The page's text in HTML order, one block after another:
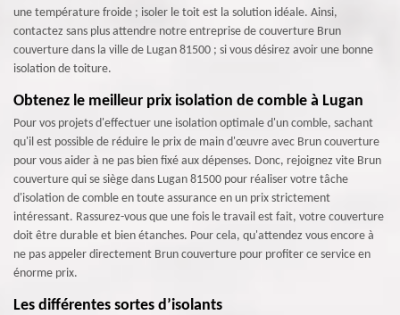
une température froide ; isoler le toit est la solution idéale. Ainsi,
contactez sans plus attendre notre entreprise de couverture Brun
couverture dans la ville de Lugan 81500 ; si vous désirez avoir une bonne
isolation de toiture.
Obtenez le meilleur prix isolation de comble à Lugan
Pour vos projets d'effectuer une isolation optimale d'un comble, sachant
qu'il est possible de réduire le prix de main d'œuvre avec Brun couverture
pour vous aider à ne pas bien fixé aux dépenses. Donc, rejoignez vite Brun
couverture qui se siège dans Lugan 81500 pour réaliser votre tâche
d'isolation de comble en toute assurance en un prix strictement
intéressant. Rassurez-vous que une fois le travail est fait, votre couverture
doit être durable et bien étanches. Pour cela, qu'attendez vous encore à
ne pas appeler directement Brun couverture pour profiter ce service en
énorme prix.
Les différentes sortes d’isolants